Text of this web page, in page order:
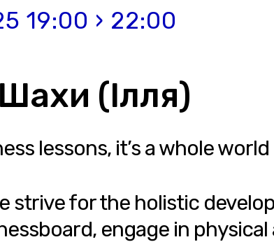
19:00 › 22:00
(Ілля)
lessons, it’s a whole
strive for the holistic
engage in